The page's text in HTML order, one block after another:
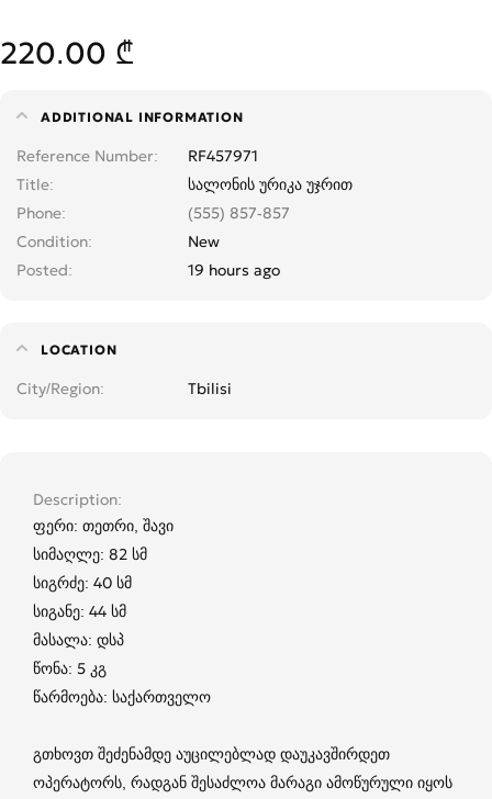
220.00 ₾
ADDITIONAL INFORMATION
Reference Number
RF457971
Title
სალონის ურიკა უჯრით
Phone
(555) 857-857
Condition
New
Posted
19 hours ago
LOCATION
City/Region Tbilisi
Description
ფერი: თეთრი, შავი
სიმაღლე: 82 სმ
სიგრძე: 40 სმ
სიგანე: 44 სმ
მასალა: დსპ
წონა: 5 კგ
წარმოება: საქართველო
გთხოვთ შეძენამდე აუცილებლად დაუკავშირდეთ
ოპერატორს, რადგან შესაძლოა მარაგი ამოწურული იყოს